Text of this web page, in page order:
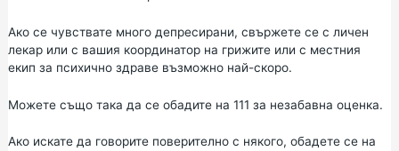
Ако се чувствате много депресирани, свържете се с личен
лекар или с вашия координатор на грижите или с местния
екип за психично здраве възможно най-скоро.
Можете също така да се обадите на 111 за незабавна оценка.
Ако искате да говорите поверително с някого, обадете се на